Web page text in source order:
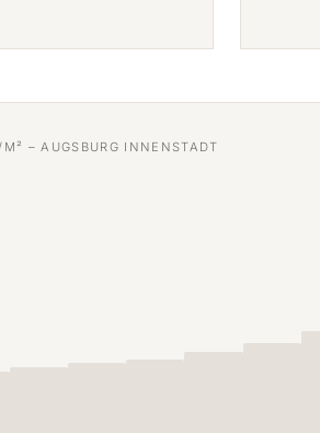
M² –AUGSBURG INNENSTADT